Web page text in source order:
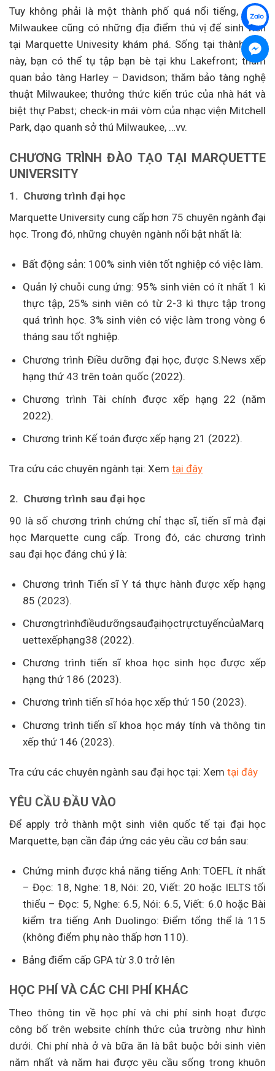
Tuy không phải là một thành phố quá nổi tiếng, song
Milwaukee cũng có những địa điểm thú vị để sinh viên
tại Marquette Univesity khám phá. Sống tại thành phố
này, bạn có thể tụ tập bạn bè tại khu Lakefront; tham
quan bảo tàng Harley – Davidson; thăm bảo tàng nghệ
thuật Milwaukee; thưởng thức kiến trúc của nhà hát và
biệt thự Pabst; check-in mái vòm của nhạc viện Mitchell
Park, dạo quanh sở thú Milwaukee, …vv.
CHƯƠNG TRÌNH ĐÀO TẠO TẠI MARǪUETTE
UNIVERSITY
1. Chương trình đại học
Marquette University cung cấp hơn 75 chuyên ngành đại
học. Trong đó, những chuyên ngành nổi bật nhất là:
Bất động sản: 100% sinh viên tốt nghiệp có việc làm.
Quản lý chuỗi cung ứng: 95% sinh viên có ít nhất 1 kì
thực tập, 25% sinh viên có từ 2-3 kì thực tập trong
quá trình học. 3% sinh viên có việc làm trong vòng 6
tháng sau tốt nghiệp.
Chương trình Điều dưỡng đại học, được S.News xếp
hạng thứ 43 trên toàn quốc (2022).
Chương trình Tài chính được xếp hạng 22 (năm
2022).
Chương trình Kế toán được xếp hạng 21 (2022).
Tra cứu các chuyên ngành tại: Xem tại đây
2. Chương trình sau đại học
90 là số chương trình chứng chỉ thạc sĩ, tiến sĩ mà đại
học Marquette cung cấp. Trong đó, các chương trình
sau đại học đáng chú ý là:
Chương trình Tiến sĩ Y tá thực hành được xếp hạng
85 (2023).
ChươngtrìnhđiềudưỡngsauđạihọctrựctuyếncủaMarq
uettexếphạng38 (2022).
Chương trình tiến sĩ khoa học sinh học được xếp
hạng thứ 186 (2023).
Chương trình tiến sĩ hóa học xếp thứ 150 (2023).
Chương trình tiến sĩ khoa học máy tính và thông tin
xếp thứ 146 (2023).
Tra cứu các chuyên ngành sau đại học tại: Xem tại đây
YÊU CẦU ĐẦU VÀO
Để apply trở thành một sinh viên quốc tế tại đại học
Marquette, bạn cần đáp ứng các yêu cầu cơ bản sau:
Chứng minh được khả năng tiếng Anh: TOEFL ít nhất
– Đọc: 18, Nghe: 18, Nói: 20, Viết: 20 hoặc IELTS tối
thiểu – Đọc: 5, Nghe: 6.5, Nói: 6.5, Viết: 6.0 hoặc Bài
kiểm tra tiếng Anh Duolingo: Điểm tổng thể là 115
(không điểm phụ nào thấp hơn 110).
Bảng điểm cấp GPA từ 3.0 trở lên
HỌC PHÍ VÀ CÁC CHI PHÍ KHÁC
Theo thông tin về học phí và chi phí sinh hoạt được
công bố trên website chính thức của trường như hình
dưới. Chi phí nhà ở và bữa ăn là bắt buộc bởi sinh viên
năm nhất và năm hai được yêu cầu sống trong khuôn